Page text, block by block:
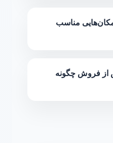
مکان‌هایی مناسب
از فروش چگونه